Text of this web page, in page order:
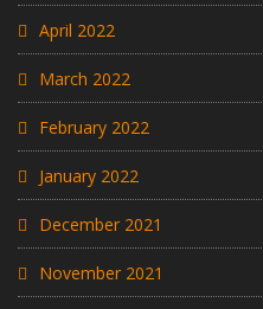
April 2022
March 2022
February 2022
January 2022
December 2021
November 2021